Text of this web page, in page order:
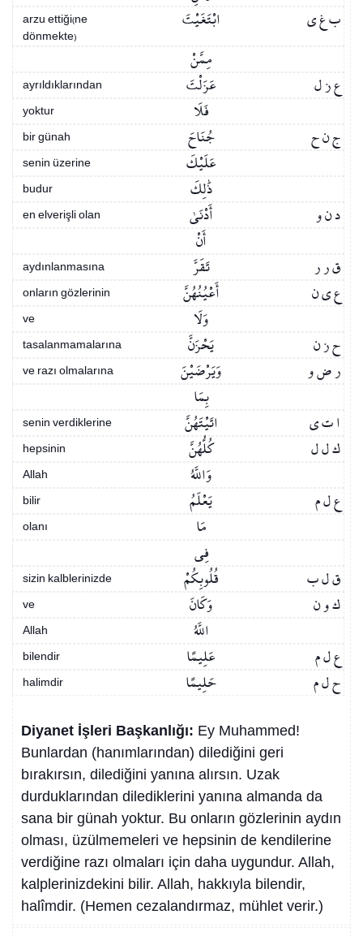
arzu ettiği(ne
dönmekte)
ب غ ي
ابْتَغَيْتَ
مِمَّنْ
ayrıldıklarından ع ز ل عَزَلْتَ
yoktur فَلَا
bir günah ج ن ح جُنَاحَ
senin üzerine عَلَيْكَ
budur ذَٰلِكَ
en elverişli olan د ن و
أَدْنَىٰ
أَنْ
aydınlanmasına ق ر ر تَقَرَّ
onların gözlerinin ع ي ن أَعْيُنُهُنَّ
ve وَلَا
tasalanmamalarına ح ز ن يَحْزَنَّ
ve razı olmalarına ر ض و
وَيَرْضَيْنَ
بِمَا
senin verdiklerine ا ت ي اتَيْتَهُنَّ
hepsinin ك ل ل كُلُّهُنَّ
Allah وَاللَّهُ
bilir ع ل م يَعْلَمُ
olanı
مَا
فِي
sizin kalblerinizde ق ل ب قُلُوبِكُمْ
ve ك و ن وَكَانَ
Allah اللَّهُ
bilendir ع ل م عَلِيمًا
halimdir ح ل م حَلِيمًا
Diyanet İşleri Başkanlığı: Ey Muhammed!
Bunlardan (hanımlarından) dilediğini geri
bırakırsın, dilediğini yanına alırsın. Uzak
durduklarından dilediklerini yanına almanda da
sana bir günah yoktur. Bu onların gözlerinin aydın
olması, üzülmemeleri ve hepsinin de kendilerine
verdiğine razı olmaları için daha uygundur. Allah,
kalplerinizdekini bilir. Allah, hakkıyla bilendir,
halîmdir. (Hemen cezalandırmaz, mühlet verir.)